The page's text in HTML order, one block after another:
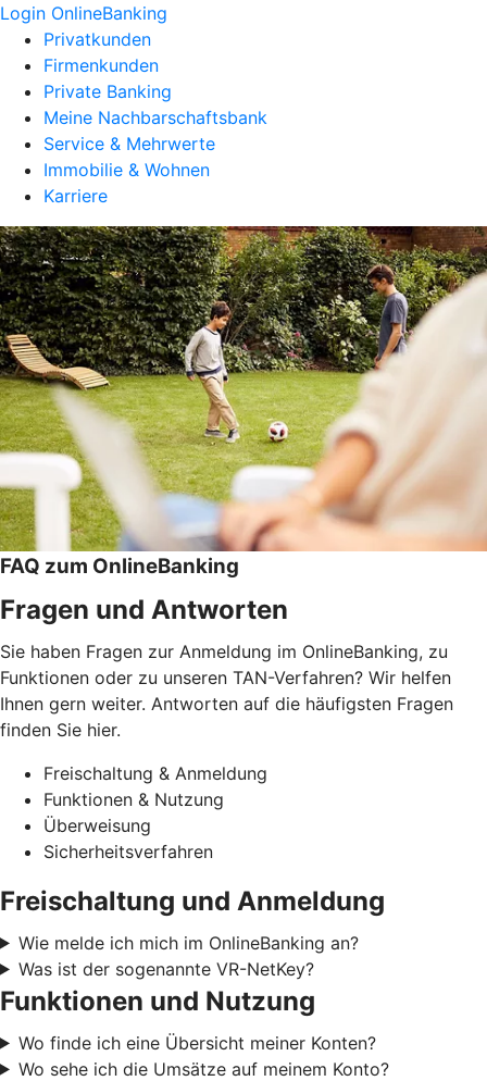
Login OnlineBanking
Privatkunden
Firmenkunden
Private Banking
Meine Nachbarschaftsbank
Service & Mehrwerte
Immobilie & Wohnen
Karriere
FAQ zum OnlineBanking
Fragen und Antworten
Sie haben Fragen zur Anmeldung im OnlineBanking, zu
Funktionen oder zu unseren TAN-Verfahren? Wir helfen
Ihnen gern weiter. Antworten auf die häufigsten Fragen
finden Sie hier.
Freischaltung & Anmeldung
Funktionen & Nutzung
Überweisung
Sicherheitsverfahren
Freischaltung und Anmeldung
Wie melde ich mich im OnlineBanking an?
Was ist der sogenannte VR-NetKey?
Funktionen und Nutzung
Wo finde ich eine Übersicht meiner Konten?
Wo sehe ich die Umsätze auf meinem Konto?